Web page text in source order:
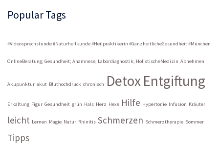
Popular Tags
#Videosprechstunde #Naturheilkunde #Heilpraktikerin #GanzheitlicheGesundheit #München
OnlineBeratung; Gesundheit; Anamnese; Labordiagnostik; HolistischeMedizin Abnehmen
Akupunktur akut Bluthochdruck chronisch DetoxEntgiftung
Erkältung Figur Gesundheit grün Hals Herz Hexe Hilfe Hypertonie Infusion Kräuter
leicht Lernen Magie Natur Rhinitis Schmerzen Schmerztherapie Sommer
Tipps